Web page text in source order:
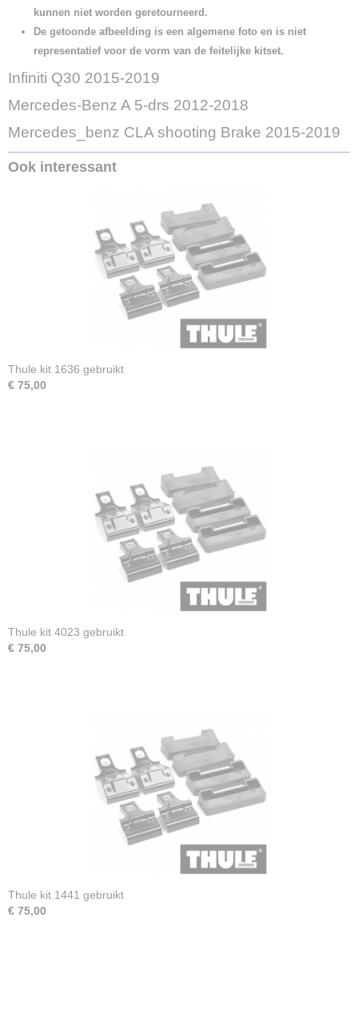
kunnen niet worden geretourneerd.
De getoonde afbeelding is een algemene foto en is niet
representatief voor de vorm van de feitelijke kitset.
Infiniti Q30 2015-2019
Mercedes-Benz A 5-drs 2012-2018
Mercedes_benz CLA shooting Brake 2015-2019
Ook interessant
Thule kit 1636 gebruikt
€ 75,00
Thule kit 4023 gebruikt
€ 75,00
Thule kit 1441 gebruikt
€ 75,00